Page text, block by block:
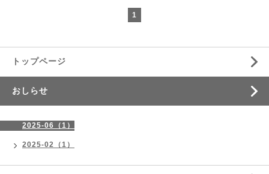
1
トップページ
おしらせ
2025-06（1）
2025-02（1）